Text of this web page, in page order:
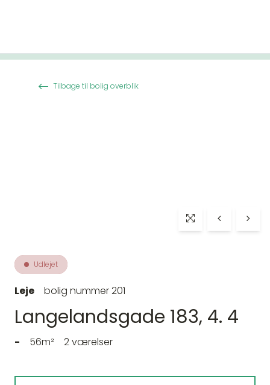
Tilbage til bolig overblik
Udlejet
Leje bolig nummer 201
Langelandsgade 183, 4. 4
- 56m² 2 værelser